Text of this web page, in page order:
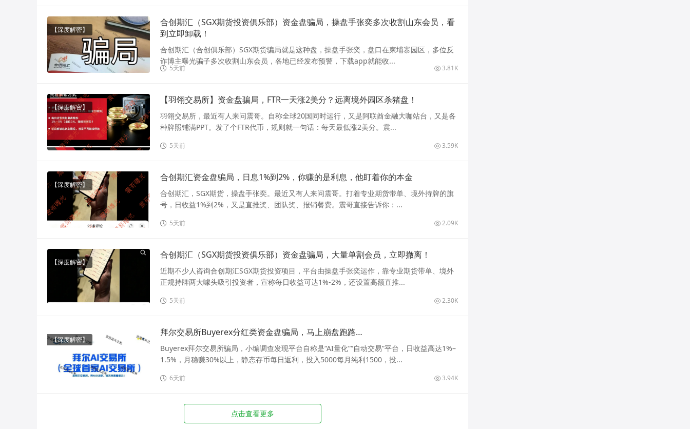
【深度解密】
合创期汇（SGX期货投资俱乐部）资金盘骗局，操盘手张奕多次收割山东会员，看
到立即卸载！
合创期汇（合创俱乐部）SGX期货骗局就是这种盘，操盘手张奕，盘口在柬埔寨园区，多位反
诈博主曝光骗子多次收割山东会员，各地已经发布预警，下载app就能收...
5天前 3.81K
【深度解密】
【羽翎交易所】资金盘骗局，FTR一天涨2美分？远离境外园区杀猪盘！
羽翎交易所，最近有人来问震哥。自称全球20国同时运行，又是阿联酋金融大咖站台，又是各
种牌照铺满PPT。发了个FTR代币，规则就一句话：每天最低涨2美分。震...
5天前 3.59K
【深度解密】
合创期汇资金盘骗局，日息1%到2%，你赚的是利息，他盯着你的本金
合创期汇，SGX期货，操盘手张奕。最近又有人来问震哥。打着专业期货带单、境外持牌的旗
号，日收益1%到2%，又是直推奖、团队奖、报销餐费。震哥直接告诉你：...
5天前 2.09K
【深度解密】
合创期汇（SGX期货投资俱乐部）资金盘骗局，大量单割会员，立即撤离！
近期不少人咨询合创期汇SGX期货投资项目，平台由操盘手张奕运作，靠专业期货带单、境外
正规持牌两大噱头吸引投资者，宣称每日收益可达1%-2%，还设置高额直推...
5天前 2.30K
【深度解密】
拜尔交易所Buyerex分红类资金盘骗局，马上崩盘跑路…
Buyerex拜尔交易所骗局，小编调查发现平台自称是“AI量化”“自动交易”平台，日收益高达1%–
1.5%，月稳赚30%以上，静态存币每日返利，投入5000每月纯利1500，投...
6天前 3.94K
点击查看更多